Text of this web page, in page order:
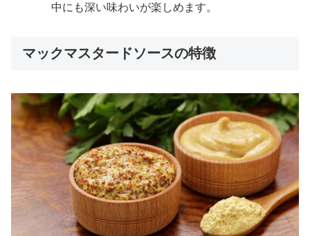
中にも深い味わいが楽しめます。
マックマスタードソースの特徴